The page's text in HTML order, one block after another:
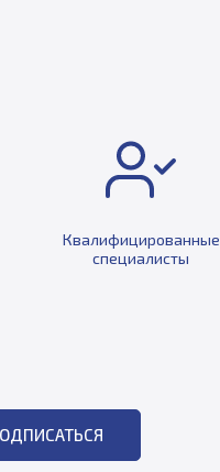
Квалифицированные
специалисты